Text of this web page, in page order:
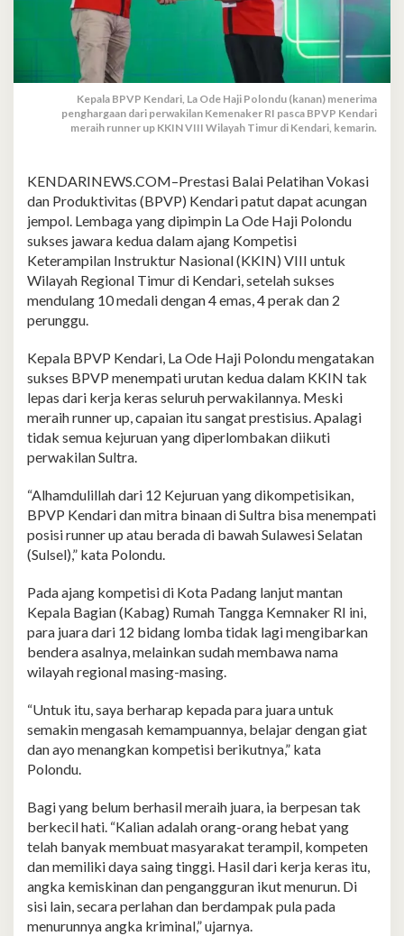
Kepala BPVP Kendari, La Ode Haji Polondu (kanan) menerima
penghargaan dari perwakilan Kemenaker RI pasca BPVP Kendari
meraih runner up KKIN VIII Wilayah Timur di Kendari, kemarin.
KENDARINEWS.COM–Prestasi Balai Pelatihan Vokasi
dan Produktivitas (BPVP) Kendari patut dapat acungan
jempol. Lembaga yang dipimpin La Ode Haji Polondu
sukses jawara kedua dalam ajang Kompetisi
Keterampilan Instruktur Nasional (KKIN) VIII untuk
Wilayah Regional Timur di Kendari, setelah sukses
mendulang 10 medali dengan 4 emas, 4 perak dan 2
perunggu.
Kepala BPVP Kendari, La Ode Haji Polondu mengatakan
sukses BPVP menempati urutan kedua dalam KKIN tak
lepas dari kerja keras seluruh perwakilannya. Meski
meraih runner up, capaian itu sangat prestisius. Apalagi
tidak semua kejuruan yang diperlombakan diikuti
perwakilan Sultra.
“Alhamdulillah dari 12 Kejuruan yang dikompetisikan,
BPVP Kendari dan mitra binaan di Sultra bisa menempati
posisi runner up atau berada di bawah Sulawesi Selatan
(Sulsel),” kata Polondu.
Pada ajang kompetisi di Kota Padang lanjut mantan
Kepala Bagian (Kabag) Rumah Tangga Kemnaker RI ini,
para juara dari 12 bidang lomba tidak lagi mengibarkan
bendera asalnya, melainkan sudah membawa nama
wilayah regional masing-masing.
“Untuk itu, saya berharap kepada para juara untuk
semakin mengasah kemampuannya, belajar dengan giat
dan ayo menangkan kompetisi berikutnya,” kata
Polondu.
Bagi yang belum berhasil meraih juara, ia berpesan tak
berkecil hati. “Kalian adalah orang-orang hebat yang
telah banyak membuat masyarakat terampil, kompeten
dan memiliki daya saing tinggi. Hasil dari kerja keras itu,
angka kemiskinan dan pengangguran ikut menurun. Di
sisi lain, secara perlahan dan berdampak pula pada
menurunnya angka kriminal,” ujarnya.